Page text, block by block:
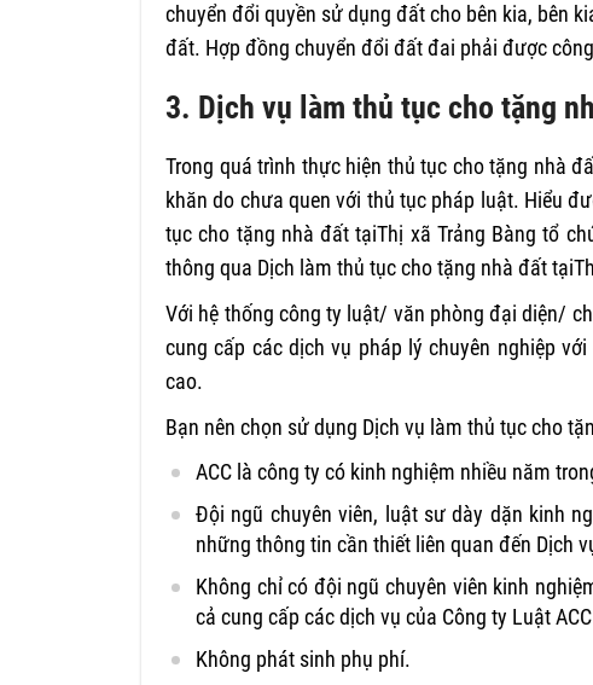
chuyển đổi quyền sử dụng đất cho bên kia, bên
đất. Hợp đồng chuyển đổi đất đai phải được
3. Dịch vụ làm thủ tục cho tặng
Trong quá trình thực hiện thủ tục cho tặng nhà
khăn do chưa quen với thủ tục pháp luật. Hiểu
tục cho tặng nhà đất tạiThị xã Trảng Bàng tổ
thông qua Dịch làm thủ tục cho tặng nhà đất
Với hệ thống công ty luật/ văn phòng đại diện/
cung cấp các dịch vụ pháp lý chuyên nghiệp
cao.
Bạn nên chọn sử dụng Dịch vụ làm thủ tục cho
ACC là công ty có kinh nghiệm nhiều năm
Đội ngũ chuyên viên, luật sư dày dặn kinh
những thông tin cần thiết liên quan đến Dịch
Không chỉ có đội ngũ chuyên viên kinh
cả cung cấp các dịch vụ của Công ty Luật
Không phát sinh phụ phí.